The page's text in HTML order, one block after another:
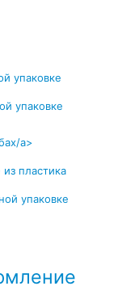
упаковке
упаковке
a>
пластика
упаковке